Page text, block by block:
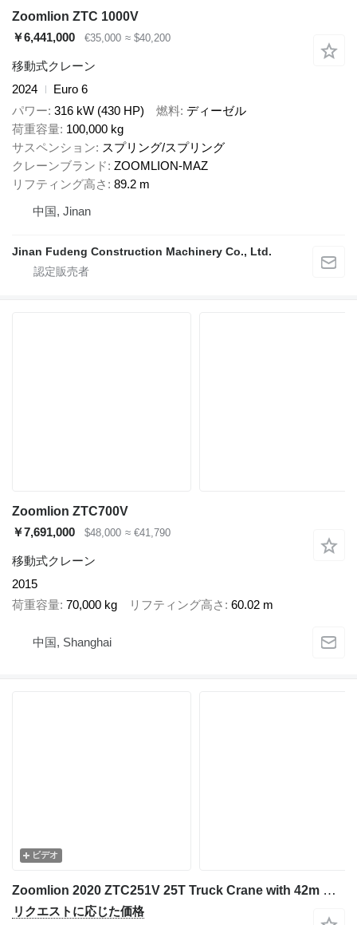
Zoomlion ZTC 1000V
￥6,441,000
€35,000 ≈ $40,200
移動式クレーン
2024
Euro 6
パワー 316 kW (430 HP) 燃料 ディーゼル
荷重容量 100,000 kg
サスペンション
スプリング/スプリング
クレーンブランド ZOOMLION-MAZ
リフティング高さ
89.2 m
中国, Jinan
Jinan Fudeng Construction Machinery Co., Ltd.
Zoomlion ZTC700V
￥7,691,000
$48,000 ≈ €41,790
移動式クレーン
2015
荷重容量 70,000 kg リフティング高さ 60.02 m
中国, Shanghai
ビデオ
Zoomlion 2020 ZTC251V 25T Truck Crane with 42m Main Boom & 13m Jib - Read
リクエストに応じた価格